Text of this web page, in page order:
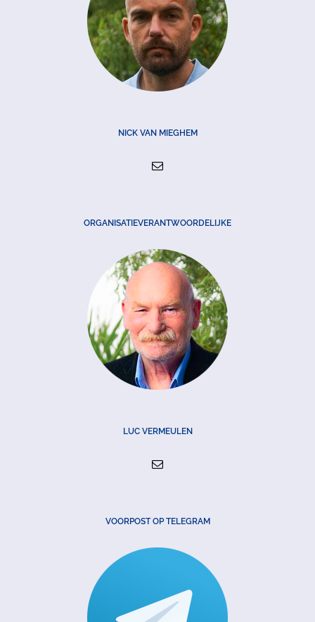
NICK VAN MIEGHEM
ORGANISATIEVERANTWOORDELIJKE
LUC VERMEULEN
VOORPOST OP TELEGRAM